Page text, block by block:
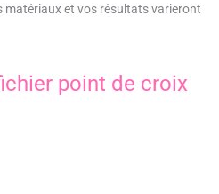
matériaux et vos résultats varieront
point de croix